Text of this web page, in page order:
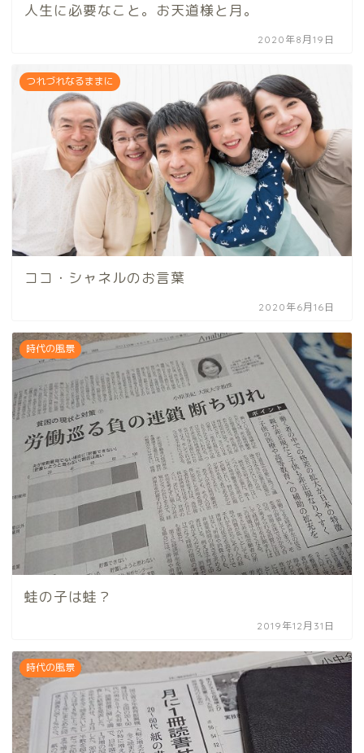
人生に必要なこと。お天道様と月。
2020年8月19日
つれづれなるままに
ココ・シャネルのお言葉
2020年6月16日
時代の風景
蛙の子は蛙？
2019年12月31日
時代の風景